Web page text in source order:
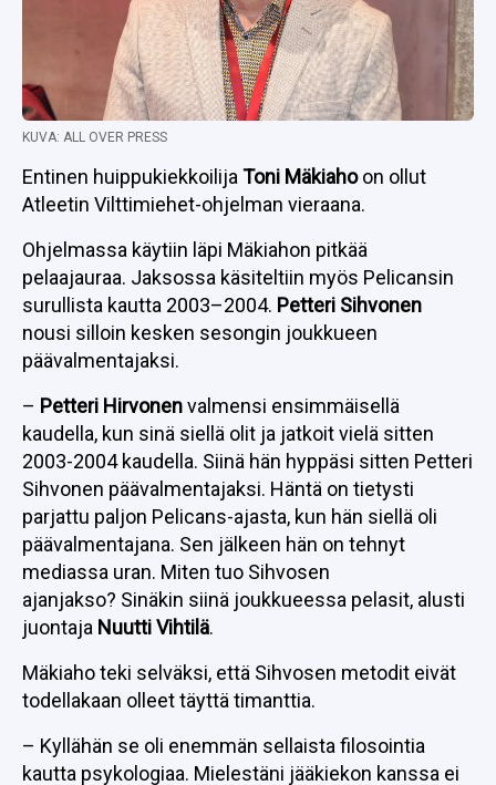
KUVA: ALL OVER PRESS
Entinen huippukiekkoilija Toni Mäkiahoon ollut
Atleetin Vilttimiehet-ohjelman vieraana.
Ohjelmassa käytiin läpi Mäkiahon pitkää
pelaajauraa. Jaksossa käsiteltiin myös Pelicansin
surullista kautta 2003–2004. Petteri Sihvonen
nousi silloin kesken sesongin joukkueen
päävalmentajaksi.
– Petteri Hirvonenvalmensi ensimmäisellä
kaudella, kun sinä siellä olit ja jatkoit vielä sitten
2003-2004 kaudella. Siinä hän hyppäsi sitten Petteri
Sihvonen päävalmentajaksi. Häntä on tietysti
parjattu paljon Pelicans-ajasta, kun hän siellä oli
päävalmentajana. Sen jälkeen hän on tehnyt
mediassa uran. Miten tuo Sihvosen
ajanjakso? Sinäkin siinä joukkueessa pelasit, alusti
juontaja Nuutti Vihtilä.
Mäkiaho teki selväksi, että Sihvosen metodit eivät
todellakaan olleet täyttä timanttia.
– Kyllähän se oli enemmän sellaista filosointia
kautta psykologiaa. Mielestäni jääkiekon kanssa ei